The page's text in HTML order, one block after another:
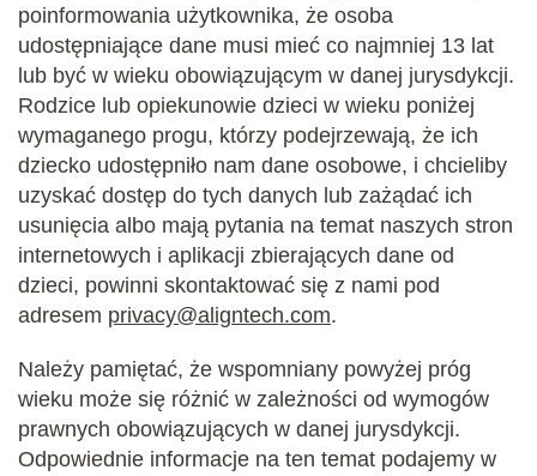
poinformowania użytkownika, że osoba
udostępniające dane musi mieć co najmniej 13 lat
lub być w wieku obowiązującym w danej jurysdykcji.
Rodzice lub opiekunowie dzieci w wieku poniżej
wymaganego progu, którzy podejrzewają, że ich
dziecko udostępniło nam dane osobowe, i chcieliby
uzyskać dostęp do tych danych lub zażądać ich
usunięcia albo mają pytania na temat naszych stron
internetowych i aplikacji zbierających dane od
dzieci, powinni skontaktować się z nami pod
adresem privacy@aligntech.com.
Należy pamiętać, że wspomniany powyżej próg
wieku może się różnić w zależności od wymogów
prawnych obowiązujących w danej jurysdykcji.
Odpowiednie informacje na ten temat podajemy w